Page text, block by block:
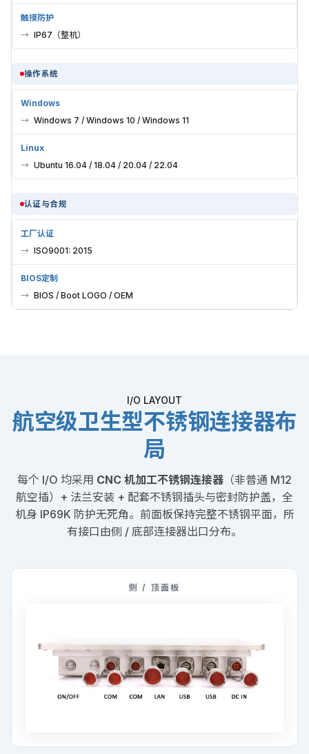
触摸防护
IP67（整机）
操作系统
Windows
Windows 7 / Windows 10 / Windows 11
Linux
Ubuntu 16.04 / 18.04 / 20.04 / 22.04
认证与合规
工厂认证
ISO9001: 2015
BIOS定制
BIOS / Boot LOGO / OEM
I/O LAYOUT
航空级卫生型不锈钢连接器布
局
每个 I/O 均采用 CNC 机加工不锈钢连接器 （非普通 M12
航空插）+ 法兰安装 + 配套不锈钢插头与密封防护盖，全
机身 IP69K 防护无死角。前面板保持完整不锈钢平面，所
有接口由侧 / 底部连接器出口分布。
侧 / 顶面板